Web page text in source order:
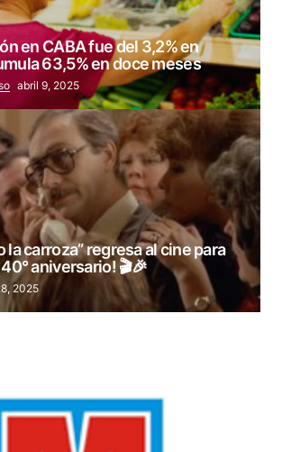
en CABA fue del 3,2% en
63,5% en doce meses
abril 9, 2025
la carroza” regresa al cine para
aniversario! 🎬🎉
2025